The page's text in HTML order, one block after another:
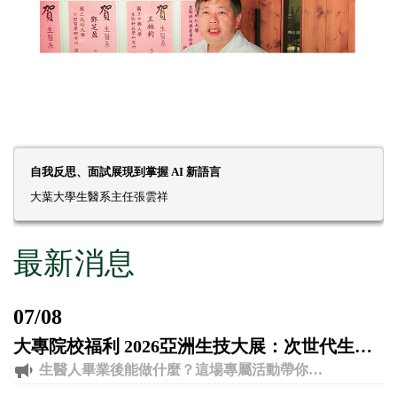
自我反思、面試展現到掌握 AI 新語言
大葉大學生醫系主任張雲祥
最新消息
07/08
大專院校福利 2026亞洲生技大展：次世代生醫論壇 ╳ 企業直擊！
生醫人畢業後能做什麼？這場專屬活動帶你走出實驗室，提早接軌產業真實樣貌！ ? 活動雙重亮點 ? 上半場｜4位CEOs 職場對談 與 AI 智慧醫療、精準醫療、CDMO 重量級高管面對面，暢聊產業趨勢與企業渴求的即戰力！ ? 下半場｜生技展企業參訪 專人帶隊直擊展場！由企業主管親自解說公司亮點，並享有與前輩當面交流的專屬時光！ ? 【活動資訊】 時間： 7/18（六）13:00 - 16:30 地點： 南港展覽館 1 館 4 樓 404 室 對象： 全台生醫系所大學、碩博士生 費用： 免費（各路線名額有限，依報名順序優先分發） 手刀報名? http://short.biotech-edu.com/99ulp8